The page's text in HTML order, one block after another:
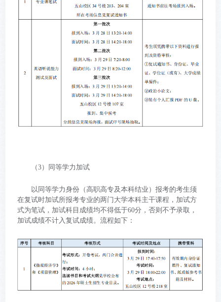
（3）同等学力加试
以同等学力身份（高职高专及本科结业）报考的考生须
在复试时加试所报考专业的两门大学本科主干课程，加试方
式为笔试，加试科目成绩均不得低于60分，否则不予录取，
加试成绩不计入复试成绩。流程如下：